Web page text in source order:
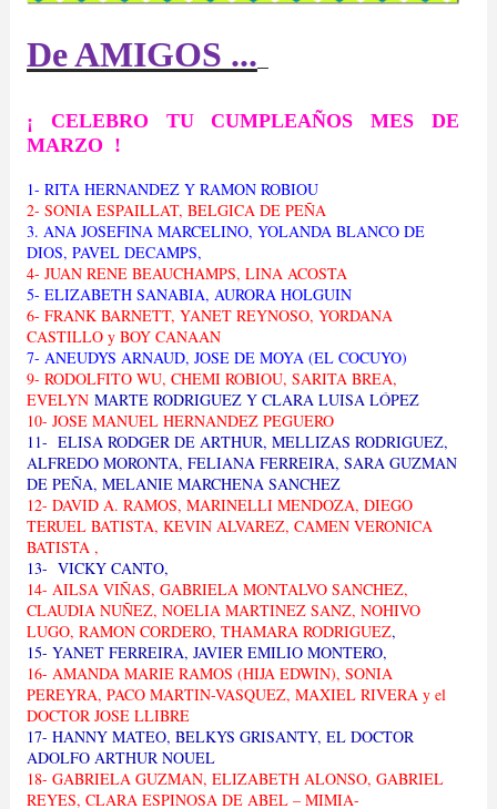
De AMIGOS ...
¡ CELEBRO TU CUMPLEAÑOS MES DE
MARZO !
1- RITA HERNANDEZ Y RAMON ROBIOU
2- SONIA ESPAILLAT, BELGICA DE PEÑA
3. ANA JOSEFINA MARCELINO, YOLANDA BLANCO DE
DIOS, PAVEL DECAMPS,
4- JUAN RENE BEAUCHAMPS, LINA ACOSTA
5- ELIZABETH SANABIA, AURORA HOLGUIN
6- FRANK BARNETT, YANET REYNOSO, YORDANA
CASTILLO y BOY CANAAN
7- ANEUDYS ARNAUD, JOSE DE MOYA (EL COCUYO)
9- RODOLFITO WU, CHEMI ROBIOU, SARITA BREA,
EVELYNMARTE RODRIGUEZ Y CLARA LUISA LÓPEZ
10- JOSE MANUEL HERNANDEZ PEGUERO
11- ELISA RODGER DE ARTHUR, MELLIZAS RODRIGUEZ,
ALFREDO MORONTA, FELIANA FERREIRA, SARA GUZMAN
DE PEÑA, MELANIE MARCHENA SANCHEZ
12- DAVID A. RAMOS, MARINELLI MENDOZA, DIEGO
TERUEL BATISTA, KEVIN ALVAREZ, CAMEN VERONICA
BATISTA ,
13- VICKY CANTO,
14- AILSA VIÑAS, GABRIELA MONTALVO SANCHEZ,
CLAUDIA NUÑEZ, NOELIA MARTINEZ SANZ, NOHIVO
LUGO, RAMON CORDERO, THAMARA RODRIGUEZ,
15- YANET FERREIRA, JAVIER EMILIO MONTERO,
16- AMANDA MARIE RAMOS (HIJA EDWIN), SONIA
PEREYRA, PACO MARTIN-VASQUEZ, MAXIEL RIVERA y el
DOCTOR JOSE LLIBRE
17- HANNY MATEO, BELKYS GRISANTY, EL DOCTOR
ADOLFO ARTHUR NOUEL
18- GABRIELA GUZMAN, ELIZABETH ALONSO, GABRIEL
REYES, CLARA ESPINOSA DE ABEL – MIMIA-